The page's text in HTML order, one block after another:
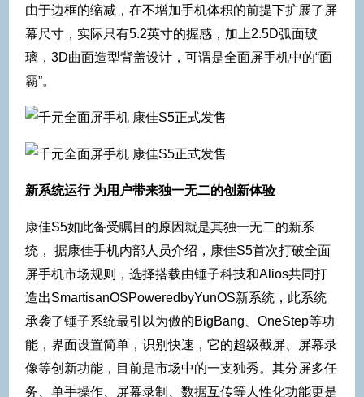
由于边框的缩减，在不增加手机体积的前提下扩展了屏
幕尺寸，实际只有5.2英寸的握感，加上2.5D弧面玻
璃，3D曲面造型背盖设计，可谓是全面屏手机中的“面
霸”。
新系统运行 为用户带来独一无二的创新体验
康佳S5如此备受瞩目的原因就是其独一无二的新系
统， 据康佳手机内部人员介绍，康佳S5首次打破全面
屏手机市场规则，选择搭载由锤子科技和Alios共同打
造出SmartisanOSPoweredbyYunOS新系统，此系统
承袭了锤子系统最引以为傲的BigBang、OneStep等功
能，界面设置简单，识别快速，它的超级截屏、屏幕录
像等创新功能，目前是市场中的一支独秀。其分屏多任
务、单手操作、屏幕录制、数据互传等人性化功能更是